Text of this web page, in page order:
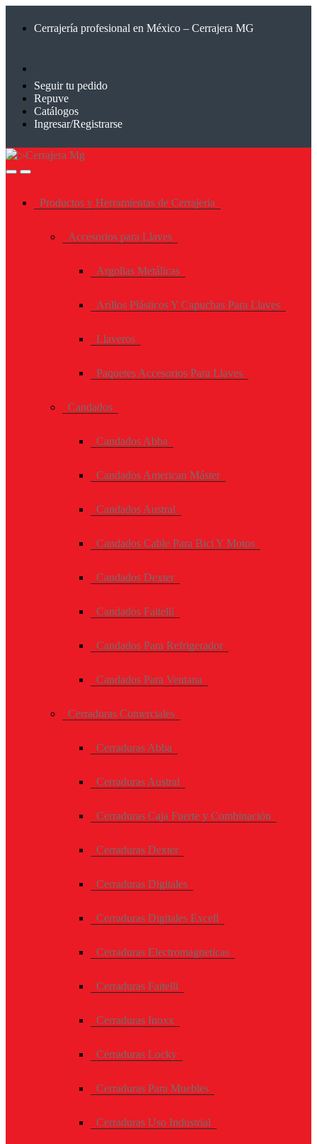
Cerrajería profesional en México – Cerrajera MG
Seguir tu pedido
Repuve
Catálogos
Ingresar/Registrarse
Productos y Herramientas de Cerrajeria
Accesorios para Llaves
Argollas Metálicas
Arillos Plásticos Y Capuchas Para Llaves
Llaveros
Paquetes Accesorios Para Llaves
Candados
Candados Abba
Candados American Máster
Candados Austral
Candados Cable Para Bici Y Motos
Candados Dexter
Candados Faitelli
Candados Para Refrigerador
Candados Para Ventana
Cerraduras Comerciales
Cerraduras Abba
Cerraduras Austral
Cerraduras Caja Fuerte y Combinación
Cerraduras Dexter
Cerraduras Digitales
Cerraduras Digitales Excell
Cerraduras Electromagneticas
Cerraduras Faitelli
Cerraduras Inoxx
Cerraduras Locky
Cerraduras Para Muebles
Cerraduras Uso Industrial